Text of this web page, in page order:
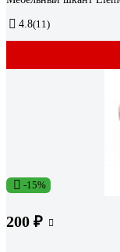
4.8(11)
-15%
200 ₽